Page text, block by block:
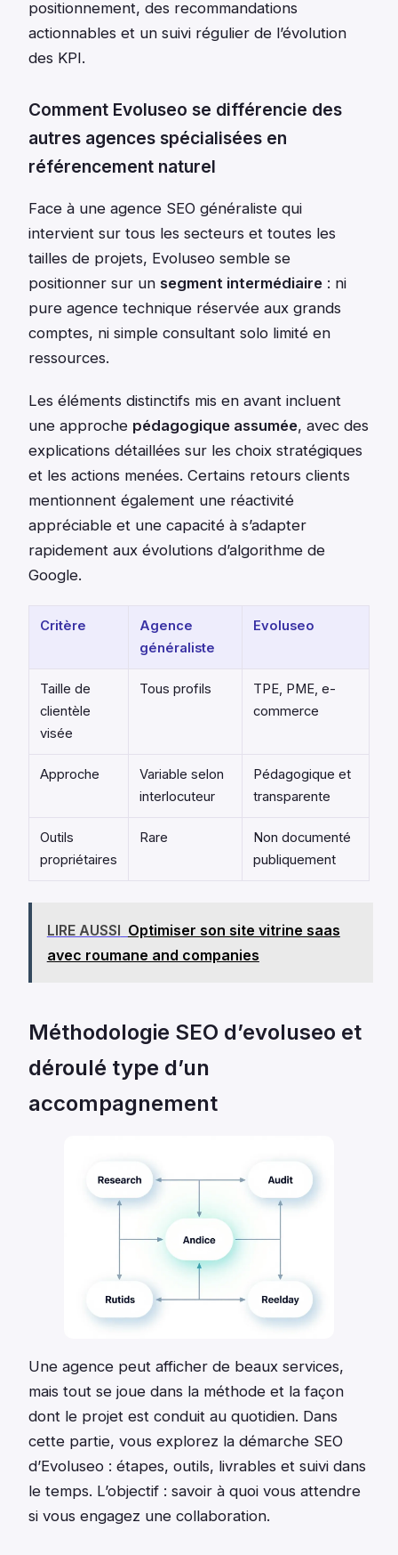
positionnement, des recommandations
actionnables et un suivi régulier de l’évolution
des KPI.
Comment Evoluseo se différencie des
autres agences spécialisées en
référencement naturel
Face à une agence SEO généraliste qui
intervient sur tous les secteurs et toutes les
tailles de projets, Evoluseo semble se
positionner sur un segment intermédiaire : ni
pure agence technique réservée aux grands
comptes, ni simple consultant solo limité en
ressources.
Les éléments distinctifs mis en avant incluent
une approche pédagogique assumée, avec des
explications détaillées sur les choix stratégiques
et les actions menées. Certains retours clients
mentionnent également une réactivité
appréciable et une capacité à s’adapter
rapidement aux évolutions d’algorithme de
Google.
Critère
Agence
généraliste
Evoluseo
Taille de
clientèle
visée
Tous profils
TPE, PME, e-
commerce
Approche
Variable selon
interlocuteur
Pédagogique et
transparente
Outils
propriétaires
Rare
Non documenté
publiquement
LIRE AUSSI Optimiser son site vitrine saas
avec roumane and companies
Méthodologie SEO d’evoluseo et
déroulé type d’un
accompagnement
Une agence peut afficher de beaux services,
mais tout se joue dans la méthode et la façon
dont le projet est conduit au quotidien. Dans
cette partie, vous explorez la démarche SEO
d’Evoluseo : étapes, outils, livrables et suivi dans
le temps. L’objectif : savoir à quoi vous attendre
si vous engagez une collaboration.